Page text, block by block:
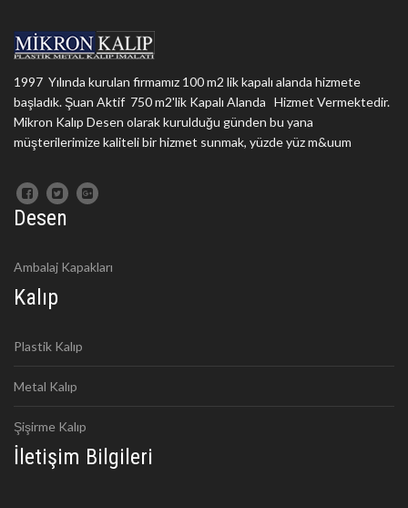
1997 Yılında kurulan firmamız 100 m2 lik kapalı alanda hizmete
başladık. Şuan Aktif 750 m2'lik Kapalı Alanda Hizmet Vermektedir.
Mikron Kalıp Desen olarak kurulduğu günden bu yana
müşterilerimize kaliteli bir hizmet sunmak, yüzde yüz m&uum
Desen
Ambalaj Kapakları
Kalıp
Plastik Kalıp
Metal Kalıp
Şişirme Kalıp
İletişim Bilgileri